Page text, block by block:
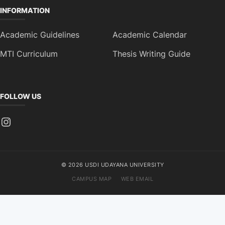
INFORMATION
Academic Guidelines
Academic Calendar
MTI Curriculum
Thesis Writing Guide
FOLLOW US
Instagram
© 2026 USDI UDAYANA UNIVERSITY
CAMPUS MAP
WEB EMAIL